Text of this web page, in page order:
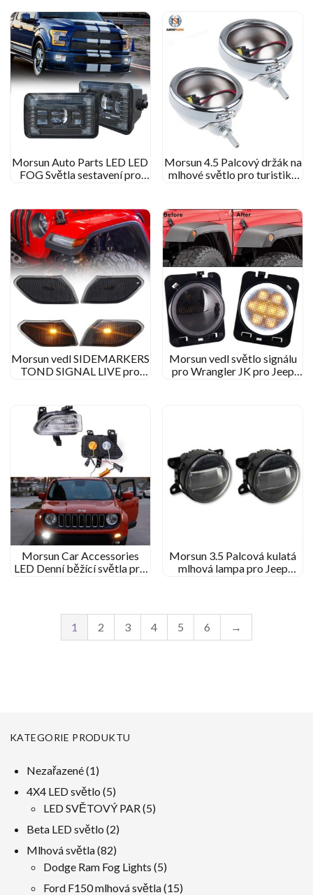
sady
Morsun Auto Parts LED LED
FOG Světla sestavení pro
Morsun 4.5 Palcový držák na
mlhové světlo pro turistiku
Morsun vedl SIDEMARKERS
TOND SIGNAL LIVE pro
Morsun vedl světlo signálu
pro Wrangler JK pro Jeep
Morsun Car Accessories
LED Denní běžící světla pro
Morsun 3.5 Palcová kulatá
mlhová lampa pro Jeep
1 2 3 4 5 6 →
KATEGORIE PRODUKTU
Nezařazené 11
produkt
4X4 LED světlo 55
produkty
LED SVĚTOVÝ PAR 55
Beta LED světlo 22
produkty
Mlhová světla 8282
produkty
Dodge Ram Fog Lights 55
produkty
Ford F150 mlhová světla 1515